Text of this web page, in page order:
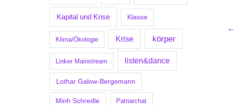
Kapital und Krise Klasse
Klima/Ökologie Krise körper
Linker Mainstream listen&dance
Lothar Galow-Bergemann
Minh Schredle Patriarchat
←